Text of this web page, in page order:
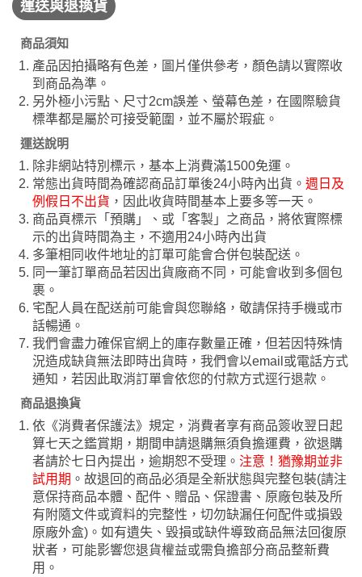
運送與退換貨
商品須知
產品因拍攝略有色差，圖片僅供參考，顏色請以實際收
到商品為準。
另外極小污點、尺寸2cm誤差、螢幕色差，在國際驗貨
標準都是屬於可接受範圍，並不屬於瑕疵。
運送說明
除非網站特別標示，基本上消費滿1500免運。
常態出貨時間為確認商品訂單後24小時內出貨。 週日及
例假日不出貨 ，因此收貨時間基本上要多等一天。
商品頁標示「預購」、或「客製」之商品，將依實際標
示的出貨時間為主，不適用24小時內出貨
多筆相同收件地址的訂單可能會合併包裝配送。
同一筆訂單商品若因出貨廠商不同，可能會收到多個包
裹。
宅配人員在配送前可能會與您聯絡，敬請保持手機或市
話暢通。
我們會盡力確保官網上的庫存數量正確，但若因特殊情
況造成缺貨無法即時出貨時，我們會以email或電話方式
通知，若因此取消訂單會依您的付款方式逕行退款。
商品退換貨
依《消費者保護法》規定，消費者享有商品簽收翌日起
算七天之鑑賞期，期間申請退購無須負擔運費，欲退購
者請於七日內提出，逾期恕不受理。 注意！猶豫期並非
試用期 。故退回的商品必須是全新狀態與完整包裝(請注
意保持商品本體、配件、贈品、保證書、原廠包裝及所
有附隨文件或資料的完整性，切勿缺漏任何配件或損毀
原廠外盒)。如有遺失、毀損或缺件導致商品無法回復原
狀者，可能影響您退貨權益或需負擔部分商品整新費
用。